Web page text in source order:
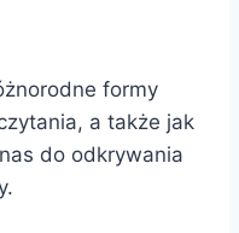
formy
a także jak
do odkrywania